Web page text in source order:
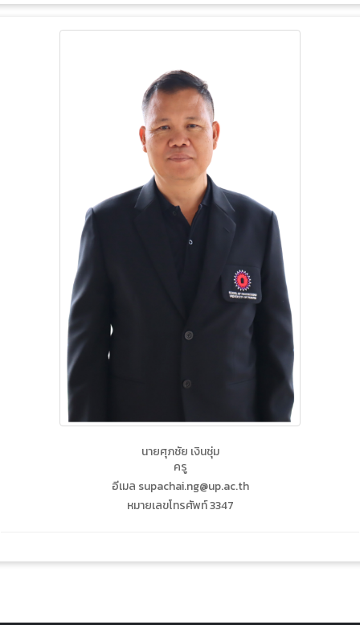
นายศุภชัย เงินชุ่ม
ครู
อีเมล supachai.ng@up.ac.th
หมายเลขโทรศัพท์ 3347